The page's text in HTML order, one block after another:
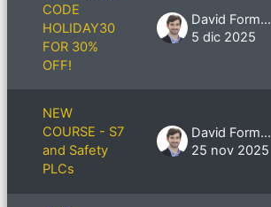
CODE
HOLIDAY30
FOR 30%
OFF!
David Formby
5 dic 2025
NEW
COURSE - S7
and Safety
PLCs
David Formby
25 nov 2025